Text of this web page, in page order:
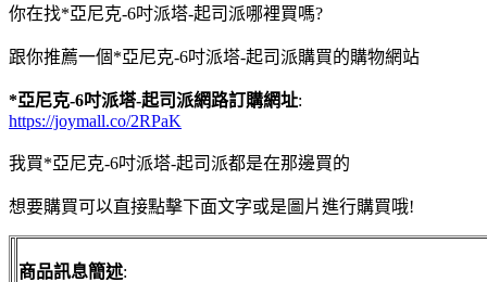
你在找*亞尼克-6吋派塔-起司派哪裡買嗎?
跟你推薦一個*亞尼克-6吋派塔-起司派購買的購物網站
*亞尼克-6吋派塔-起司派網路訂購網址:
https://joymall.co/2RPaK
我買*亞尼克-6吋派塔-起司派都是在那邊買的
想要購買可以直接點擊下面文字或是圖片進行購買哦!
商品訊息簡述: